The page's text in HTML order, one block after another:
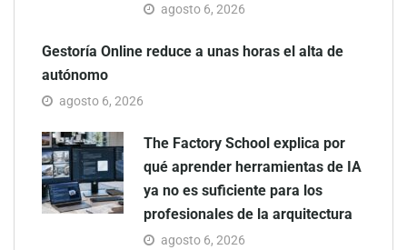
agosto 6, 2026
Gestoría Online reduce a unas horas el alta de
autónomo
agosto 6, 2026
The Factory School explica por
qué aprender herramientas de IA
ya no es suficiente para los
profesionales de la arquitectura
agosto 6, 2026